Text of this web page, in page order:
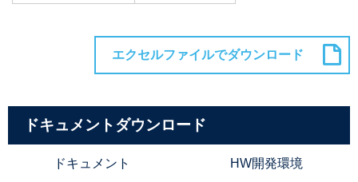
ドキュメントダウンロード
ドキュメント HW開発環境